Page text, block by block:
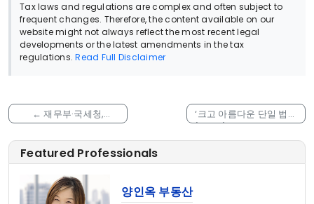
Tax laws and regulations are complex and often subject to
frequent changes. Therefore, the content available on our
website might not always reflect the most recent legal
developments or the latest amendments in the tax
regulations.Read Full Disclaimer
← 재무부·국세청,
‘Working Families Tax
Cuts’에 따른 트럼프 계좌
지침 발표 및 향후 규정 예
고
‘크고 아름다운 단일 법안
(OBBB)’에 따른 건강저축
계좌(HSA) 신규 세제 혜
Featured Professionals
양인옥 부동산